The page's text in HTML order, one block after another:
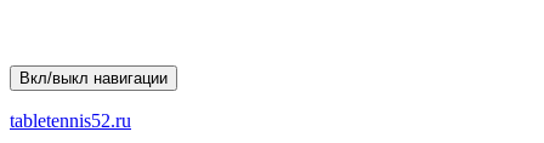
Вкл/выкл навигации
tabletennis52.ru